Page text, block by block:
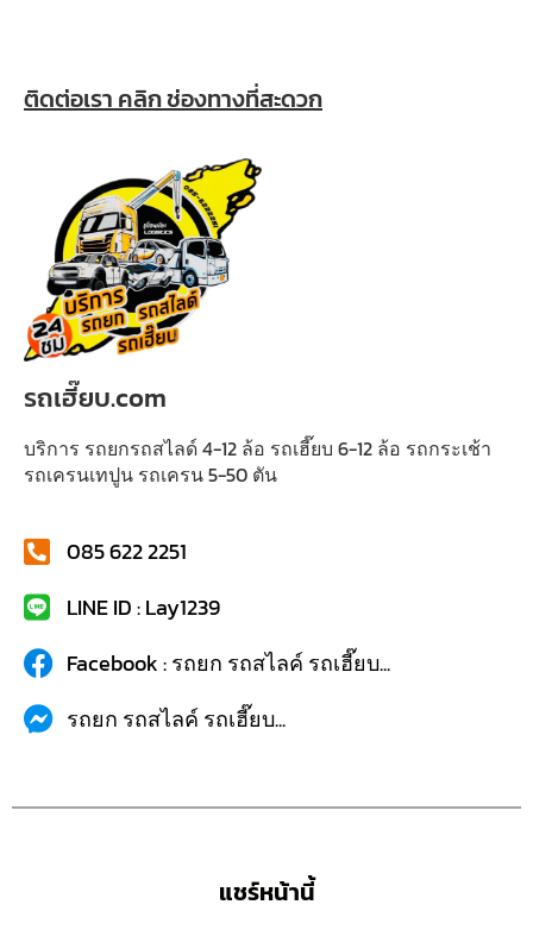
ติดต่อเรา คลิก ช่องทางที่สะดวก
รถเฮี๊ยบ.com
บริการ รถยกรถสไลด์ 4-12 ล้อ รถเฮี๊ยบ 6-12 ล้อ รถกระเช้า
รถเครนเทปูน รถเครน 5-50 ตัน
085 622 2251
LINE ID : Lay1239
Facebook : รถยก รถสไลค์ รถเฮี๊ยบ...
รถยก รถสไลค์ รถเฮี๊ยบ...
แชร์หน้านี้